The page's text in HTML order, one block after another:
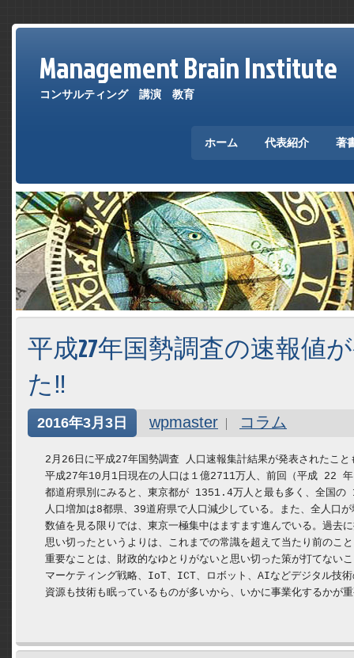
Management Brain Institute
コンサルティング 講演 教育
ホーム 代表紹介 著
平成27年国勢調査の速報値
た‼
2016年3月3日 wpmaster コラム
2月26日に平成27年国勢調査 人口速報集計結果が発表されたこと
平成27年10月1日現在の人口は１億2711万人、前回（平成 22
都道府県別にみると、東京都が 1351.4万人と最も多く、全国の
人口増加は8都県、39道府県で人口減少している。また、全人
数値を見る限りでは、東京一極集中はますます進んでいる。過去
思い切ったというよりは、これまでの常識を超えて当たり前のこ
重要なことは、財政的なゆとりがないと思い切った策が打てない
マーケティング戦略、IoT、ICT、ロボット、AIなどデジタル技術